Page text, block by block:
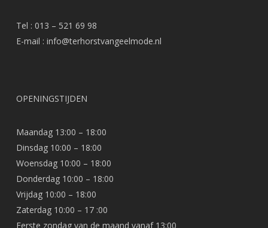
Tel : 013 – 521 69 98
E-mail : info@terhorstvangeelmode.nl
OPENINGSTIJDEN
Maandag 13:00 – 18:00
Dinsdag 10:00 – 18:00
Woensdag 10:00 – 18:00
Donderdag 10:00 – 18:00
Vrijdag 10:00 – 18:00
Zaterdag 10:00 – 17 :00
Eerste zondag van de maand vanaf 13:00